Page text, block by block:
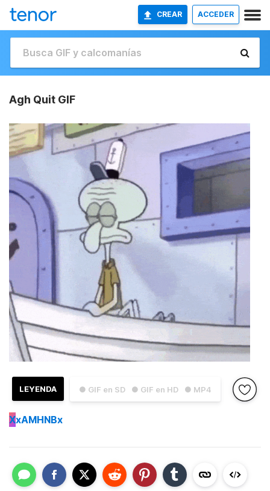
CREAR ACCEDER
Agh Quit GIF
● GIF en SD ● GIF en HD ● MP4
LEYENDA
XxAMHNBx